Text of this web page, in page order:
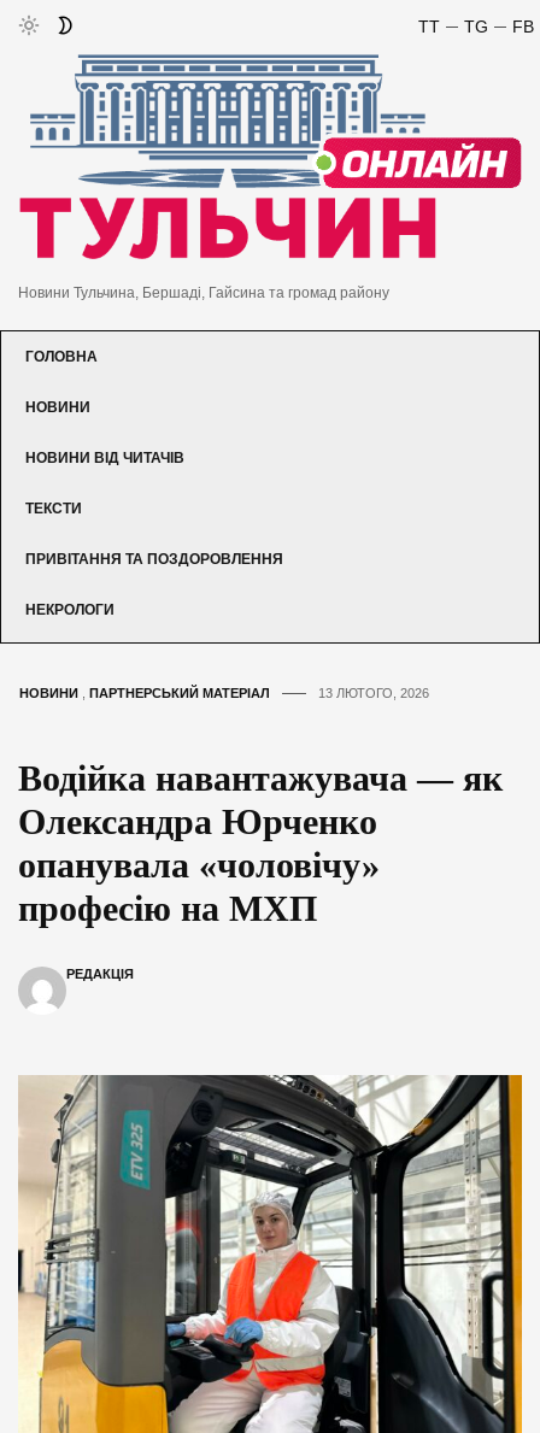
FB
TG
TT
Новини Тульчина, Бершаді, Гайсина та громад району
ГОЛОВНА
НОВИНИ
НОВИНИ ВІД ЧИТАЧІВ
ТЕКСТИ
ПРИВІТАННЯ ТА ПОЗДОРОВЛЕННЯ
НЕКРОЛОГИ
НОВИНИ ПАРТНЕРСЬКИЙ МАТЕРІАЛ 13 ЛЮТОГО, 2026
Водійка навантажувача — як
Олександра Юрченко
опанувала «чоловічу»
професію на МХП
РЕДАКЦІЯ